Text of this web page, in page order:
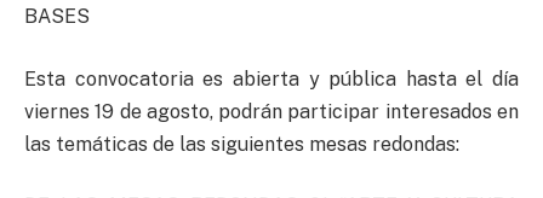
BASES
Esta convocatoria es abierta y pública hasta el día
viernes 19 de agosto, podrán participar interesados en
las temáticas de las siguientes mesas redondas: